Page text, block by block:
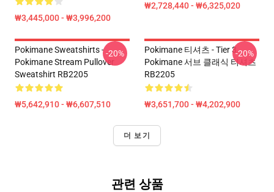
₩3,445,000 - ₩3,996,200
₩2,728,440 - ₩6,325,020
Pokimane Sweatshirts -
Pokimane Stream Pullover
Sweatshirt RB2205
₩5,642,910 - ₩6,607,510
-20%
Pokimane 티셔츠 - Tier 3
Pokimane 서브 클래식 티셔츠
RB2205
₩3,651,700 - ₩4,202,900
-20%
더 보기
관련 상품